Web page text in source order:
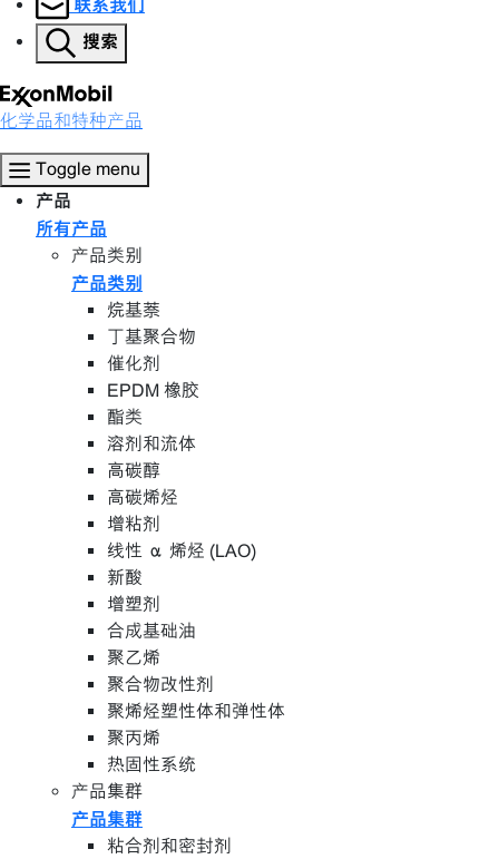
联系我们
搜索
化学品和特种产品
Toggle menu
产品
所有产品
产品类别
产品类别
烷基萘
丁基聚合物
催化剂
EPDM 橡胶
酯类
溶剂和流体
高碳醇
高碳烯烃
增粘剂
线性 α 烯烃 (LAO)
新酸
增塑剂
合成基础油
聚乙烯
聚合物改性剂
聚烯烃塑性体和弹性体
聚丙烯
热固性系统
产品集群
产品集群
粘合剂和密封剂